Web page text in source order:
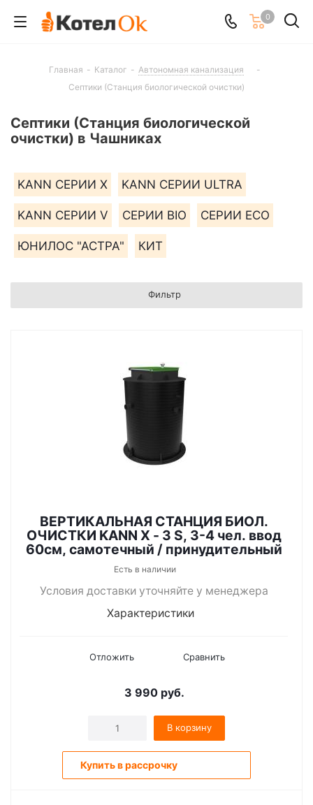
0
Главная - Каталог - Автономная канализация
-
Септики (Станция биологической очистки)
Септики (Станция биологической
очистки) в Чашниках
KANN СЕРИИ X KANN СЕРИИ ULTRA
KANN СЕРИИ V СЕРИИ BIO СЕРИИ ECO
ЮНИЛОС "АСТРА" КИТ
Фильтр
ВЕРТИКАЛЬНАЯ СТАНЦИЯ БИОЛ.
ОЧИСТКИ KANN X - 3 S, 3-4 чел. ввод
60см, самотечный / принудительный
Есть в наличии
Условия доставки уточняйте у менеджера
Характеристики
Отложить Сравнить
3 990руб.
В корзину
Купить в рассрочку